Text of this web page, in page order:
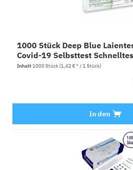
1000 Stück Deep Blue
Covid-19 Selbsttest
Inhalt1000 Stück(1,42 € * / 1 Stück)
In den